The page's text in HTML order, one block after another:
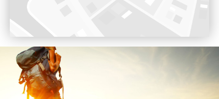
de la station, été comme hiver
Voir sur Google Maps